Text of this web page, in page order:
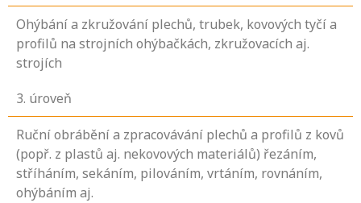
Ohýbání a zkružování plechů, trubek, kovových tyčí a
profilů na strojních ohýbačkách, zkružovacích aj.
strojích
3. úroveň
Ruční obrábění a zpracovávání plechů a profilů z kovů
(popř. z plastů aj. nekovových materiálů) řezáním,
stříháním, sekáním, pilováním, vrtáním, rovnáním,
ohýbáním aj.